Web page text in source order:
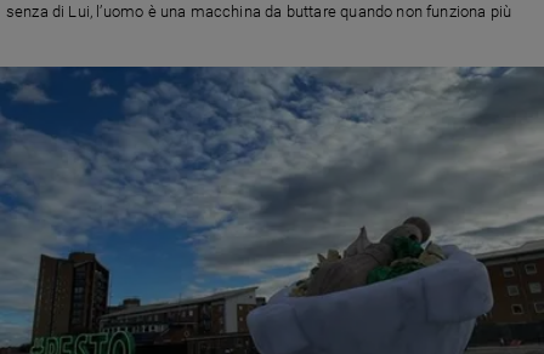
spiritualità
Devozione
fede
Parola
del
giorno
Santo
del
senza di Lui, l’uomo è una macchina da buttare quando non funziona più